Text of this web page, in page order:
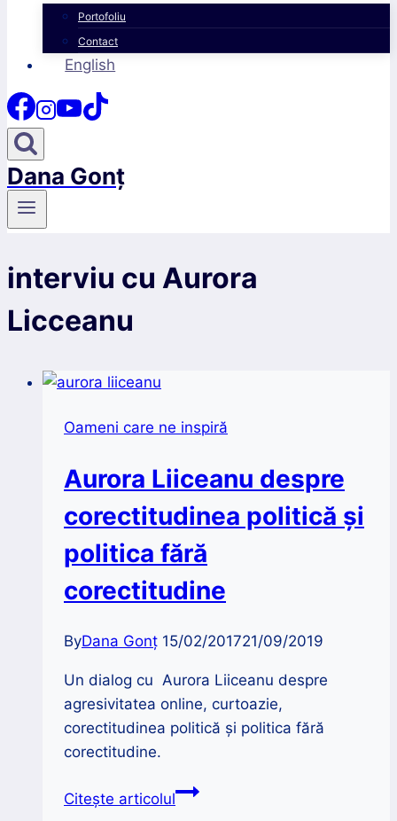
Portofoliu
Contact
English
Dana Gonț
interviu cu Aurora
Licceanu
Oameni care ne inspiră
Aurora Liiceanu despre
corectitudinea politică și
politica fără
corectitudine
ByDana Gonț 15/02/201721/09/2019
Un dialog cu Aurora Liiceanu despre
agresivitatea online, curtoazie,
corectitudinea politică și politica fără
corectitudine.
Citește articolulAurora